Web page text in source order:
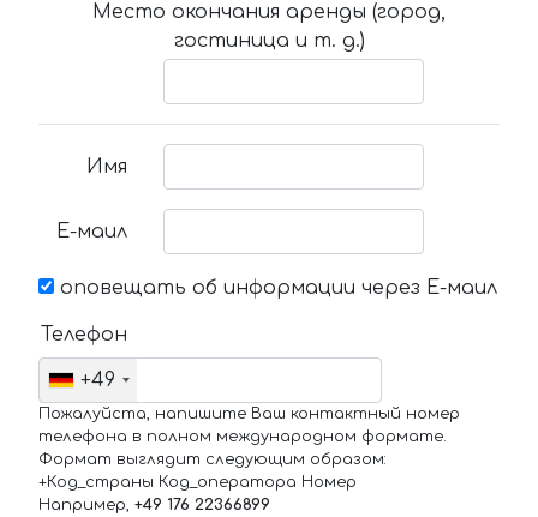
Место окончания аренды (город,
гостиница и т. д.)
Имя
Е-маил
оповещать об информации через Е-маил
Телефон
+49
Пожалуйста, напишите Ваш контактный номер
телефона в полном международном формате.
Формат выглядит следующим образом:
+Код_страны Код_оператора Номер
Например, +49 176 22366899